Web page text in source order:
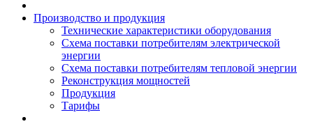
Производство и продукция
Технические характеристики оборудования
Схема поставки потребителям электрической
энергии
Схема поставки потребителям тепловой энергии
Реконструкция мощностей
Продукция
Тарифы